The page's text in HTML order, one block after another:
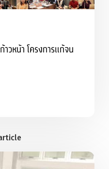
าวหน้า โครงการแก้จน